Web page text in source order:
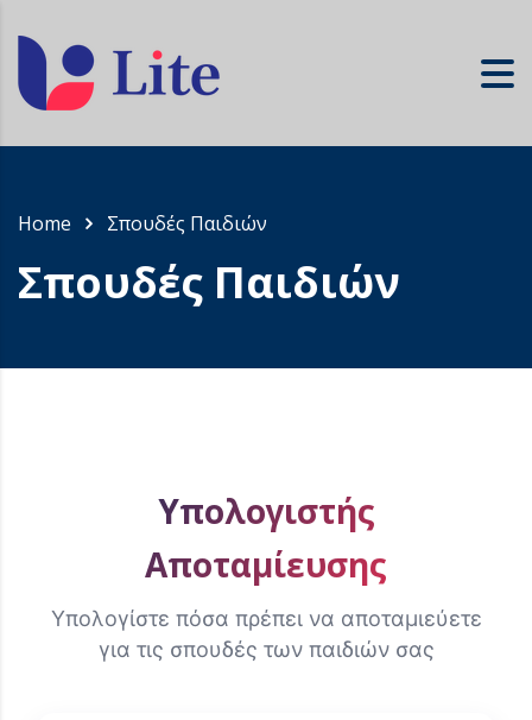
Home Σπουδές Παιδιών
Σπουδές Παιδιών
Υπολογιστής
Αποταμίευσης
Υπολογίστε πόσα πρέπει να αποταμιεύετε
για τις σπουδές των παιδιών σας